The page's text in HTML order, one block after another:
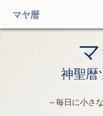
マヤ暦
神聖暦
～毎日に小さ